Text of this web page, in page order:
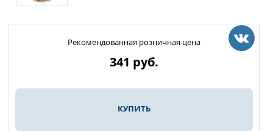
Рекомендованная розничная цена
341 руб.
КУПИТЬ